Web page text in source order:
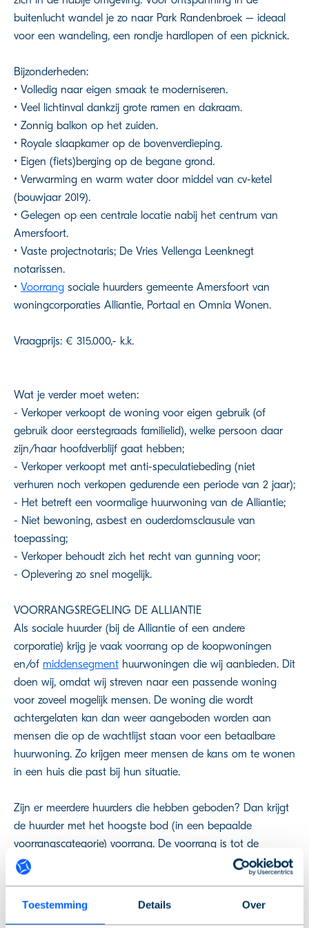
Toestemming Details Over
buitenlucht wandel je zo naar Park Randenbroek – ideaal
voor een wandeling, een rondje hardlopen of een picknick.
Bijzonderheden:
• Volledig naar eigen smaak te moderniseren.
• Veel lichtinval dankzij grote ramen en dakraam.
• Zonnig balkon op het zuiden.
• Royale slaapkamer op de bovenverdieping.
• Eigen (fiets)berging op de begane grond.
• Verwarming en warm water door middel van cv-ketel
(bouwjaar 2019).
• Gelegen op een centrale locatie nabij het centrum van
Amersfoort.
• Vaste projectnotaris; De Vries Vellenga Leenknegt
notarissen.
• Voorrang sociale huurders gemeente Amersfoort van
woningcorporaties Alliantie, Portaal en Omnia Wonen.
Vraagprijs: € 315.000,- k.k.
Wat je verder moet weten:
- Verkoper verkoopt de woning voor eigen gebruik (of
gebruik door eerstegraads familielid), welke persoon daar
zijn/haar hoofdverblijf gaat hebben;
- Verkoper verkoopt met anti-speculatiebeding (niet
verhuren noch verkopen gedurende een periode van 2 jaar);
- Het betreft een voormalige huurwoning van de Alliantie;
- Niet bewoning, asbest en ouderdomsclausule van
toepassing;
- Verkoper behoudt zich het recht van gunning voor;
- Oplevering zo snel mogelijk.
VOORRANGSREGELING DE ALLIANTIE
Als sociale huurder (bij de Alliantie of een andere
corporatie) krijg je vaak voorrang op de koopwoningen
en/of middensegment huurwoningen die wij aanbieden. Dit
doen wij, omdat wij streven naar een passende woning
voor zoveel mogelijk mensen. De woning die wordt
achtergelaten kan dan weer aangeboden worden aan
mensen die op de wachtlijst staan voor een betaalbare
huurwoning. Zo krijgen meer mensen de kans om te wonen
in een huis die past bij hun situatie.
Zijn er meerdere huurders die hebben geboden? Dan krijgt
de huurder met het hoogste bod (in een bepaalde
voorrangscategorie) voorrang. De voorrang is tot de
uiterste inschrijfdatum bij inschrijving geldig. Wil je
aanspraak maken op de voorrang? Meld je dan aan voor